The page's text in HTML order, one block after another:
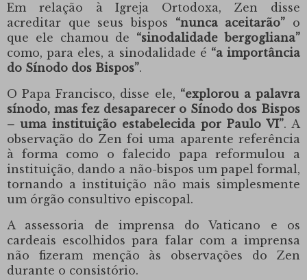
Em relação à Igreja Ortodoxa, Zen disse
acreditar que seus bispos “nunca aceitarão” o
que ele chamou de “sinodalidade bergogliana”
como, para eles, a sinodalidade é “a importância
do Sínodo dos Bispos”.
O Papa Francisco, disse ele, “explorou a palavra
sínodo, mas fez desaparecer o Sínodo dos Bispos
– uma instituição estabelecida por Paulo VI”. A
observação do Zen foi uma aparente referência
à forma como o falecido papa reformulou a
instituição, dando a não-bispos um papel formal,
tornando a instituição não mais simplesmente
um órgão consultivo episcopal.
A assessoria de imprensa do Vaticano e os
cardeais escolhidos para falar com a imprensa
não fizeram menção às observações do Zen
durante o consistório.